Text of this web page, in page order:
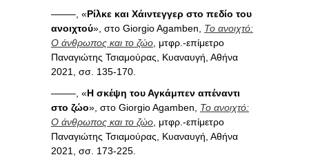
——–, «Ρίλκε και Χάιντεγγερ στο πεδίο του
ανοιχτού», στο Giorgio Agamben, Το ανοιχτό:
Ο άνθρωπος και το ζώο , μτφρ.-επίμετρο
Παναγιώτης Τσιαμούρας, Κυαναυγή, Αθήνα
2021, σσ. 135-170.
——–, «Η σκέψη του Αγκάμπεν απέναντι
στο ζώο», στο Giorgio Agamben, Το ανοιχτό:
Ο άνθρωπος και το ζώο , μτφρ.-επίμετρο
Παναγιώτης Τσιαμούρας, Κυαναυγή, Αθήνα
2021, σσ. 173-225.